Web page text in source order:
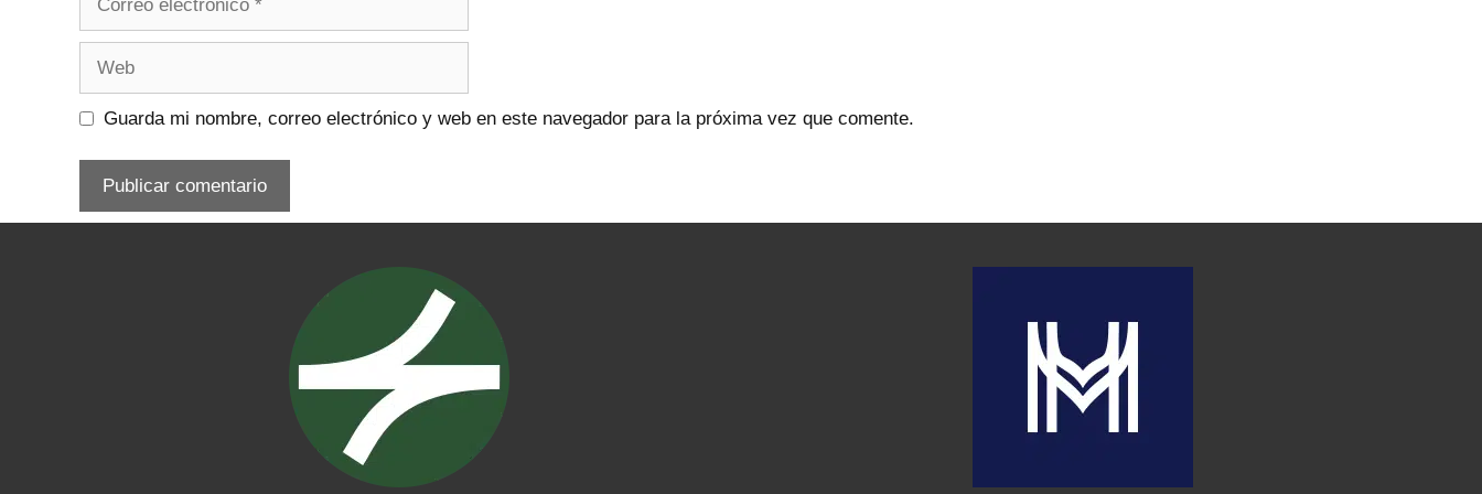
Guarda mi nombre, correo electrónico y web en este navegador para la próxima vez que comente.